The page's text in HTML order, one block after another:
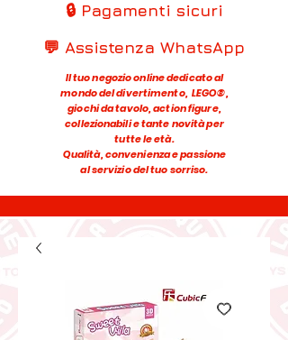
🔒 Pagamenti sicuri
💬 Assistenza WhatsApp
Il tuo negozio online dedicato al
mondo del divertimento, LEGO®,
giochi da tavolo, action figure,
collezionabili e tante novità per
tutte le età.
Qualità, convenienza e passione
al servizio del tuo sorriso.